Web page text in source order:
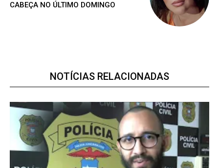
R$100
Acesso as notícias publicas
Acesso a comentários
Notícias exclusivas
CABEÇA NO ÚLTIMO DOMINGO
NOTÍCIAS RELACIONADAS